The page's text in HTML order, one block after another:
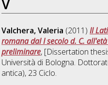
Valchera, Valeria (2011)Il
romana dal I secolo d. C.
preliminare, [Dissertation
Università di Bologna.
antica), 23 Ciclo.